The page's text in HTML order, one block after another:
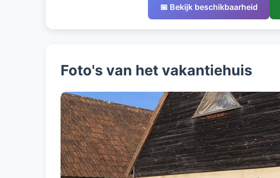
📅 Bekijk beschikbaarheid
Foto's van het vakantiehuis